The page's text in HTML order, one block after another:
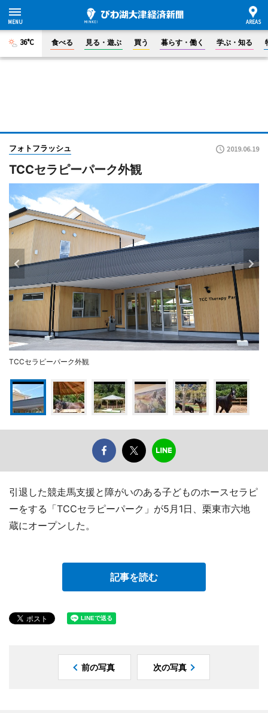
36°C 食べる 見る・遊ぶ 買う 暮らす・働く 学ぶ・知る
フォトフラッシュ 2019.06.19
TCCセラピーパーク外観
TCCセラピーパーク外観
引退した競走馬支援と障がいのある子どものホースセラピ
ーをする「TCCセラピーパーク」が5月1日、栗東市六地
蔵にオープンした。
記事を読む
前の写真 次の写真